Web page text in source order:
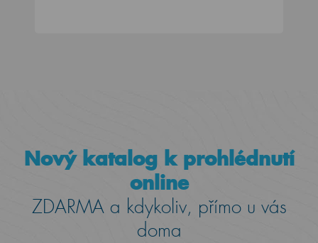
Nový katalog k prohlédnutí
online
ZDARMA a kdykoliv, přímo u vás
doma